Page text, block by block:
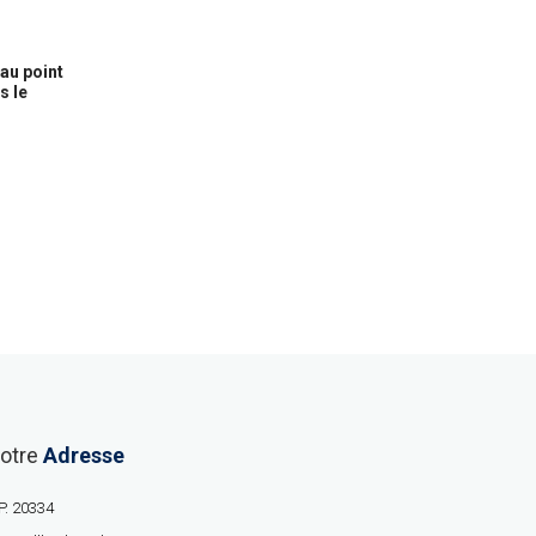
point
le
Adresse
20334